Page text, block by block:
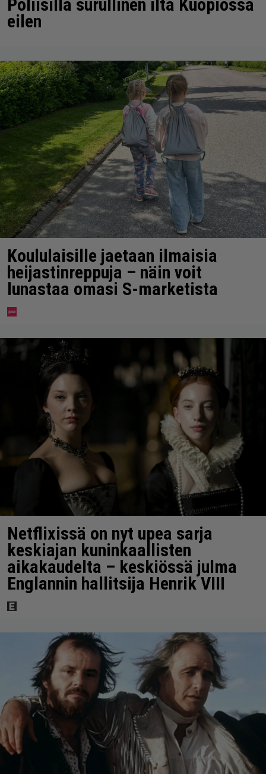
Poliisilla surullinen ilta Kuopiossa
eilen
Koululaisille jaetaan ilmaisia
heijastinreppuja – näin voit
lunastaa omasi S-marketista
Netflixissä on nyt upea sarja
keskiajan kuninkaallisten
aikakaudelta – keskiössä julma
Englannin hallitsija Henrik VIII